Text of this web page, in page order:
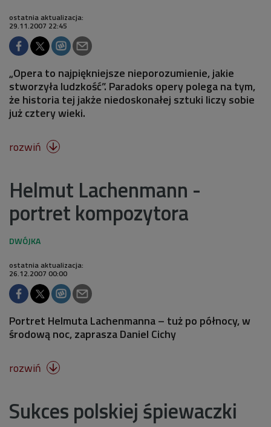
ostatnia aktualizacja:
29.11.2007 22:45
„Opera to najpiękniejsze nieporozumienie, jakie
stworzyła ludzkość”. Paradoks opery polega na tym,
że historia tej jakże niedoskonałej sztuki liczy sobie
już cztery wieki.
rozwiń 
Helmut Lachenmann -
portret kompozytora
ostatnia aktualizacja:
26.12.2007 00:00
Portret Helmuta Lachenmanna – tuż po północy, w
środową noc, zaprasza Daniel Cichy
rozwiń 
Sukces polskiej śpiewaczki